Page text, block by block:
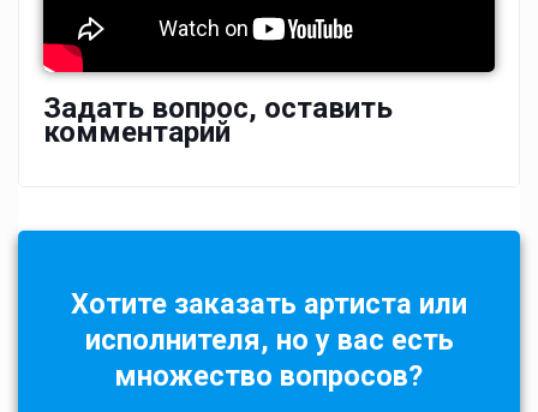
Задать вопрос, оставить
комментарий
Хотите заказать артиста или
исполнителя, но у вас есть
множество вопросов?